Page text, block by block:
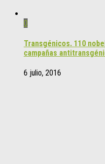
0
Transgénicos. 110
campañas
6 julio, 2016